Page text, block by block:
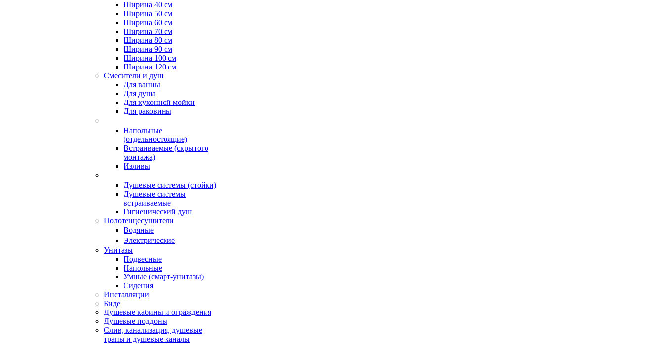
Ширина 40 см
Ширина 50 см
Ширина 60 см
Ширина 70 см
Ширина 80 см
Ширина 90 см
Ширина 100 см
Ширина 120 см
Смесители и душ
Для ванны
Для душа
Для кухонной мойки
Для раковины
Напольные
(отдельностоящие)
Встраиваемые (скрытого
монтажа)
Изливы
Душевые системы (стойки)
Душевые системы
встраиваемые
Гигиенический душ
Полотенцесушители
ㅤВодяные
ㅤЭлектрические
Унитазы
Подвесные
Напольные
Умные (смарт-унитазы)
Сидения
Инсталляции
Биде
Душевые кабины и ограждения
Душевые поддоны
Слив, канализация, душевые
трапы и душевые каналы